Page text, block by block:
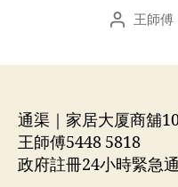
文 王師傅
通渠｜家居大厦商舖
王師傅5448 5818
政府註冊24小時緊急